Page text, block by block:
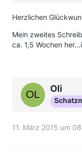
Herzlichen
Mein zweites
ca. 1,5 Wochen
Oli
11. März 2015 um